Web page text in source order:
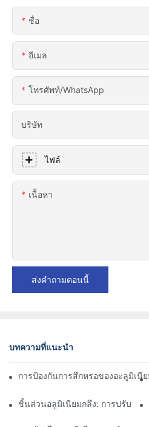
ชื่อ
อีเมล
โทรศัพท์/WhatsApp
บริษัท
ไฟล์
เนื้อหา
ส่งคำถามตอนนี้
บทความที่แนะนำ
การป้องกันการสึกหรอของอะลูมิเนี
ชิ้นส่วนอลูมิเนียมกลึง: การปรับแต่